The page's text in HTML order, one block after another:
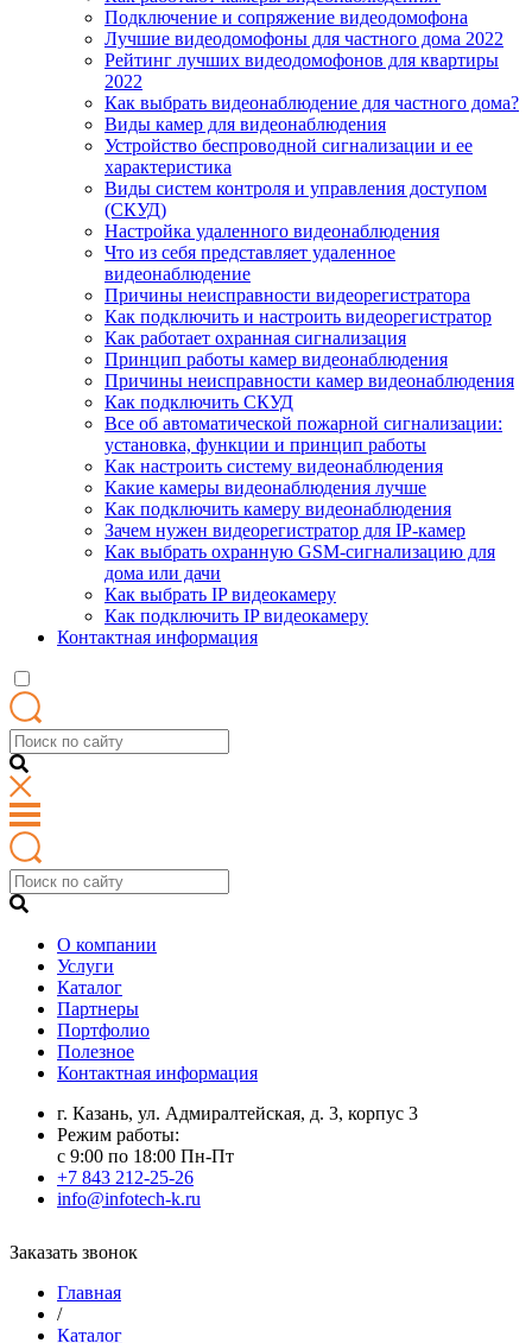
Подключение и сопряжение видеодомофона
Лучшие видеодомофоны для частного дома 2022
Рейтинг лучших видеодомофонов для квартиры
2022
Как выбрать видеонаблюдение для частного дома?
Виды камер для видеонаблюдения
Устройство беспроводной сигнализации и ее
характеристика
Виды систем контроля и управления доступом
(СКУД)
Настройка удаленного видеонаблюдения
Что из себя представляет удаленное
видеонаблюдение
Причины неисправности видеорегистратора
Как подключить и настроить видеорегистратор
Как работает охранная сигнализация
Принцип работы камер видеонаблюдения
Причины неисправности камер видеонаблюдения
Как подключить СКУД
Все об автоматической пожарной сигнализации:
установка, функции и принцип работы
Как настроить систему видеонаблюдения
Какие камеры видеонаблюдения лучше
Как подключить камеру видеонаблюдения
Зачем нужен видеорегистратор для IP-камер
Как выбрать охранную GSM-сигнализацию для
дома или дачи
Как выбрать IP видеокамеру
Как подключить IP видеокамеру
Контактная информация
О компании
Услуги
Каталог
Партнеры
Портфолио
Полезное
Контактная информация
г. Казань, ул. Адмиралтейская, д. 3, корпус 3
Режим работы:
с 9:00 по 18:00 Пн-Пт
+7 843 212-25-26
info@infotech-k.ru
Заказать звонок
Главная
/
Каталог